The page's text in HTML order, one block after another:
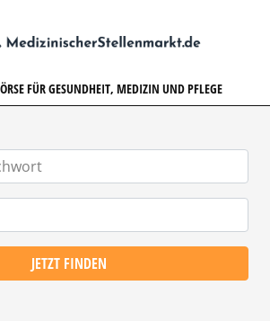
FÜR GESUNDHEIT, MEDIZIN UND PFLEGE
JETZT FINDEN